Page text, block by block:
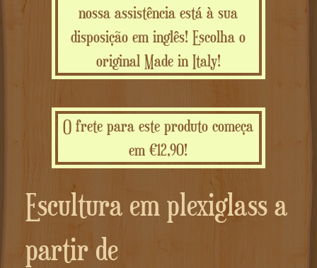
nossa assistência está à sua
disposição em inglês! Escolha o
original Made in Italy!
O frete para este produto começa
em €12,90!
Escultura em plexiglass a
partir de